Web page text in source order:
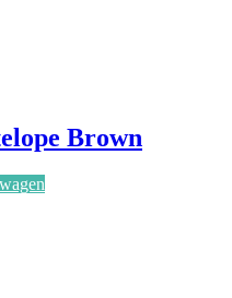
Brown